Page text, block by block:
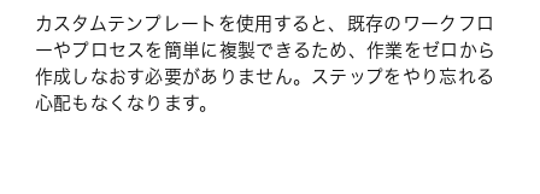
カスタムテンプレートを使用すると、既存のワークフロ
ーやプロセスを簡単に複製できるため、作業をゼロから
作成しなおす必要がありません。ステップをやり忘れる
心配もなくなります。